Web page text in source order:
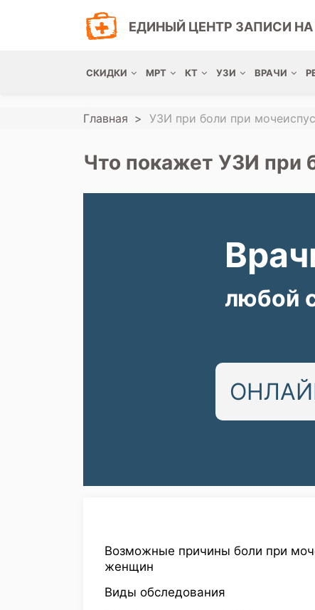
ЕДИНЫЙ ЦЕНТР ЗАПИСИ НА
СКИДКИ МРТ КТ УЗИ ВРАЧИ
Главная УЗИ при боли при
Что покажет УЗИ при
любой
Возможные причины боли при
женщин
Виды обследования